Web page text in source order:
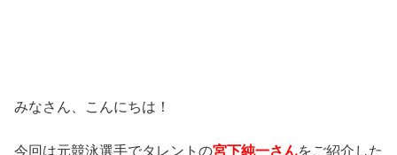
みなさん、こんにちは！
今回は元競泳選手でタレントの宮下純一さんをご紹介した